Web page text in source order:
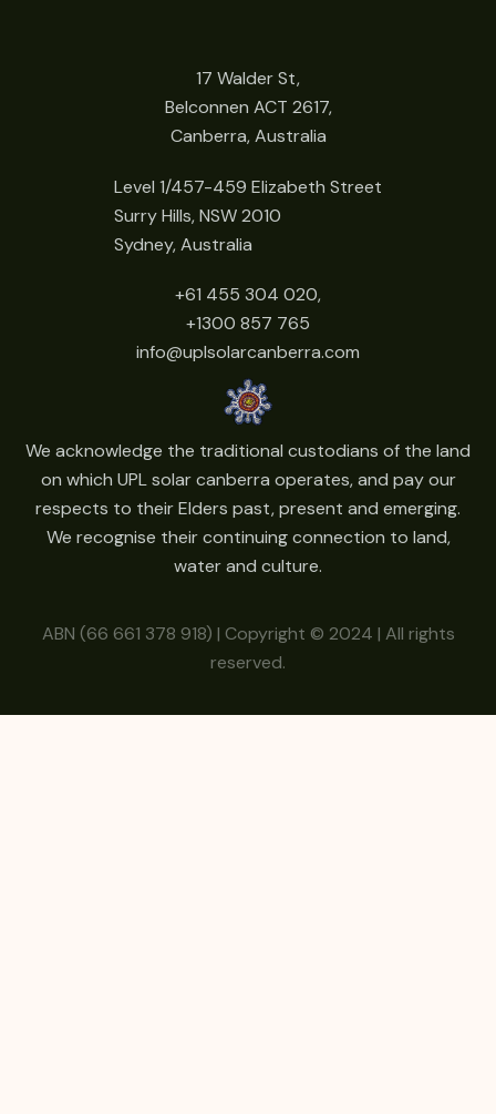
17 Walder St,
Belconnen ACT 2617,
Canberra, Australia
Level 1/457-459 Elizabeth Street
Surry Hills, NSW 2010
Sydney, Australia
+61 455 304 020,
+1300 857 765
info@uplsolarcanberra.com
We acknowledge the traditional custodians of the land
on which UPL solar canberra operates, and pay our
respects to their Elders past, present and emerging.
We recognise their continuing connection to land,
water and culture.
ABN (66 661 378 918) | Copyright © 2024 | All rights
reserved.